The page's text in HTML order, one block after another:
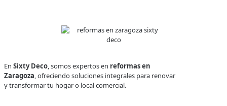
En Sixty Deco, somos expertos en reformas en
Zaragoza, ofreciendo soluciones integrales para renovar
y transformar tu hogar o local comercial.